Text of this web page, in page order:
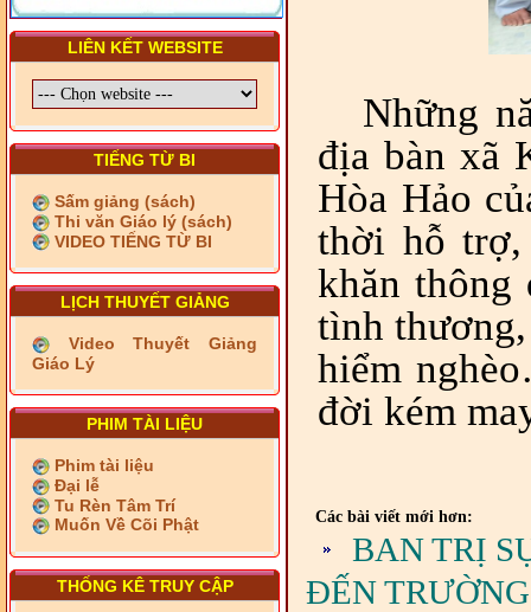
LIÊN KẾT WEBSITE
TIẾNG TỪ BI
Sấm giảng (sách)
Thi văn Giáo lý (sách)
VIDEO TIẾNG TỪ BI
LỊCH THUYẾT GIẢNG
Video Thuyết Giảng
Giáo Lý
PHIM TÀI LIỆU
Phim tài liệu
Đại lễ
Tu Rèn Tâm Trí
Muốn Về Cõi Phật
THỐNG KÊ TRUY CẬP
Những
địa bàn xã
Hòa Hảo
thời hỗ trợ,
khăn thông
tình
hiểm
đời kém
Các bài viết mới hơn:
BAN TRỊ
ĐẾN TRƯỜNG